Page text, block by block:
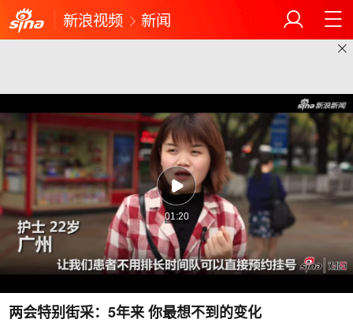
新浪视频 新闻
01:20
两会特别街采：5年来 你最想不到的变化